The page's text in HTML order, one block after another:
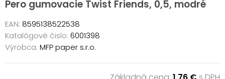
Pero gumovacie Twist Friends, 0,5, modré
EAN: 8595138522538
Katalógové čislo: 6001398
Výrobca: MFP paper s.r.o.